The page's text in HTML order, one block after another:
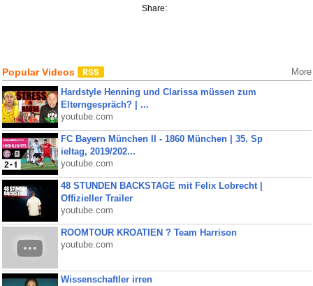
Share:
Popular Videos More
Hardstyle Henning und Clarissa müssen zum
Elterngespräch? | ...
youtube.com
FC Bayern München II - 1860 München | 35. Sp
ieltag, 2019/202...
youtube.com
48 STUNDEN BACKSTAGE mit Felix Lobrecht |
Offizieller Trailer
youtube.com
ROOMTOUR KROATIEN ? Team Harrison
youtube.com
Wissenschaftler irren